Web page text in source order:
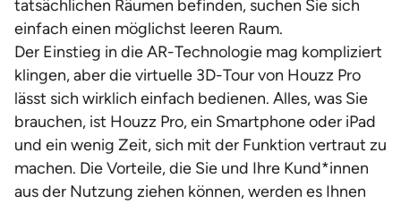
tatsächlichen Räumen befinden, suchen Sie sich
einfach einen möglichst leeren Raum.
Der Einstieg in die AR-Technologie mag kompliziert
klingen, aber die virtuelle 3D-Tour von Houzz Pro
lässt sich wirklich einfach bedienen. Alles, was Sie
brauchen, ist Houzz Pro, ein Smartphone oder iPad
und ein wenig Zeit, sich mit der Funktion vertraut zu
machen. Die Vorteile, die Sie und Ihre Kund*innen
aus der Nutzung ziehen können, werden es Ihnen